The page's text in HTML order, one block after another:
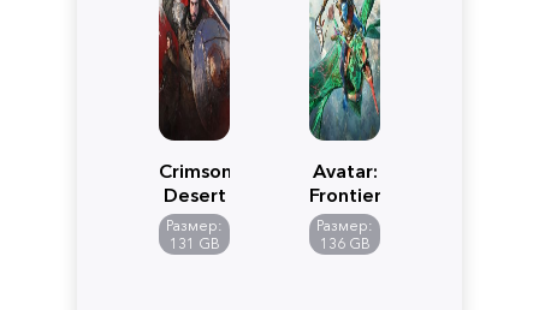
Crimson
Desert
Размер:
131 GB
Avatar:
Frontiers
of
Pandora
Размер:
136 GB